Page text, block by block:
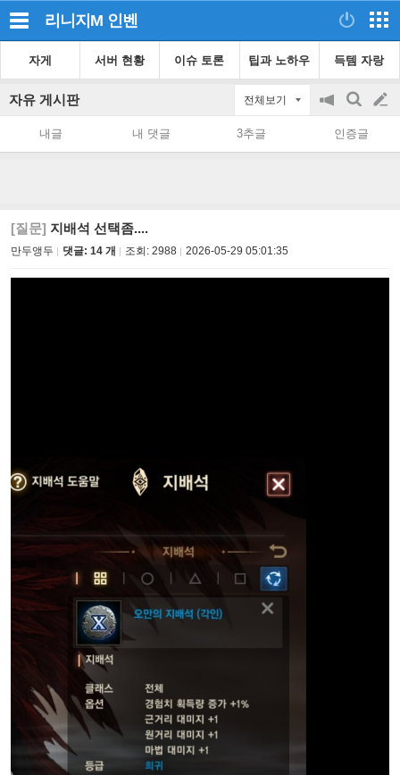
리니지M 인벤
자게 서버 현황 이슈 토론 팁과 노하우 득템 자랑
자유 게시판 전체보기
공
on/off
검
색
글
쓰
내글 내 댓글 3추글 인증글
[질문] 지배석 선택좀....
만두앵두 댓글: 14 개 조회: 2988 2026-05-29 05:01:35